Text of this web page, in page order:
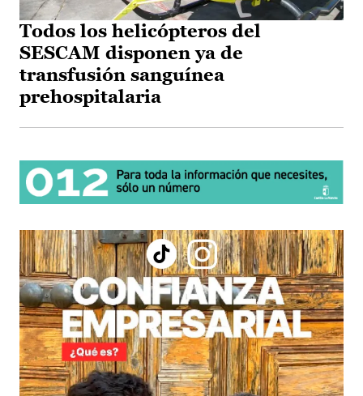
Todos los helicópteros del
SESCAM disponen ya de
transfusión sanguínea
prehospitalaria